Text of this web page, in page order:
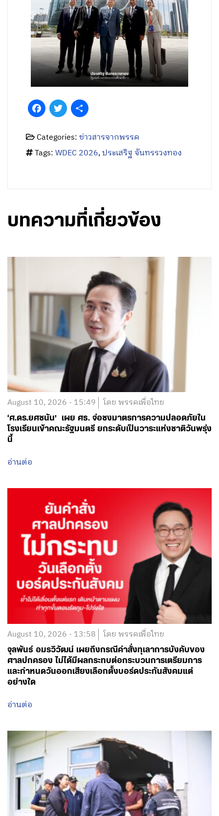
FacebookTwitter
Categories:ข่าวสารจากพรรค
Tags:WDEC 2026,ประเสริฐ จันทรรวงทอง
บทความที่เกี่ยวข้อง
August 10, 2026 - 15:49 โดย พรรคเพื่อไทย
‘ศ.ดร.ยศชนัน’ เผย ศธ. จ่อชงมาตรการความปลอดภัยใน
โรงเรียนเข้าคณะรัฐมนตรี ยกระดับเป็นวาระแห่งชาติวันพรุ่ง
นี้
อ่านต่อ
August 10, 2026 - 13:58 โดย พรรคเพื่อไทย
จุลพันธ์ อมรวิวัฒน์ เผยถึงกรณีคำสั่งทุเลาการบังคับของ
ศาลปกครอง ไม่ได้มีผลกระทบต่อกระบวนการเตรียมการ
และกำหนดวันออกเสียงเลือกตั้งบอร์ดประกันสังคมแต่
อย่างใด
อ่านต่อ